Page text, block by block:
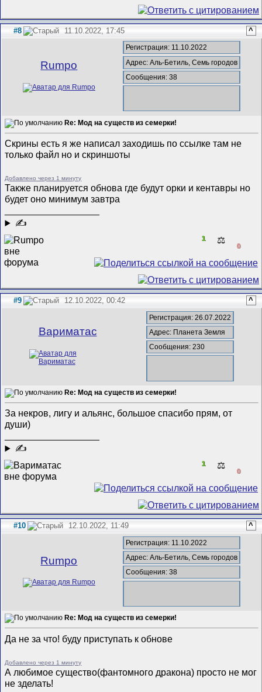
#8 11.10.2022, 17:45 ^
Rumpo
Регистрация: 11.10.2022
Адрес: Аль-Бетиль, Семь городов
Сообщения: 38
Re: Мод на существ из семерки!
Скрины есть я же написал заходишь по ссылке там не
только файл но и скриншоты
Добавлено через 1 минуту
Также планируется обнова где будут орки и кентавры но
будет оно минимум завтра
✍
1 ⚖️
0
#9 12.10.2022, 00:42 ^
Вариматас
Регистрация: 26.07.2022
Адрес: Планета Земля
Сообщения: 230
Re: Мод на существ из семерки!
За некров, лигу и альянс, большое спасибо прям, от
души)
✍
1 ⚖️
0
#10 12.10.2022, 11:49 ^
Rumpo
Регистрация: 11.10.2022
Адрес: Аль-Бетиль, Семь городов
Сообщения: 38
Re: Мод на существ из семерки!
Да не за что! буду приступать к обнове
Добавлено через 1 минуту
А любимое существо(фантомного дракона) просто не мог
не зделать!